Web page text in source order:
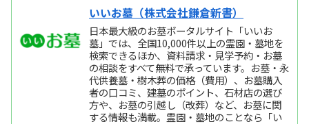
いいお墓（株式会社鎌倉新書）
日本最大級のお墓ポータルサイト「いいお
墓」では、全国10,000件以上の霊園・墓地を
検索できるほか、資料請求・見学予約・お墓
の相談をすべて無料で承っています。お墓・永
代供養墓・樹木葬の価格（費用）、お墓購入
者の口コミ、建墓のポイント、石材店の選び
方や、お墓の引越し（改葬）など、お墓に関
する情報も満載。霊園・墓地のことなら「い